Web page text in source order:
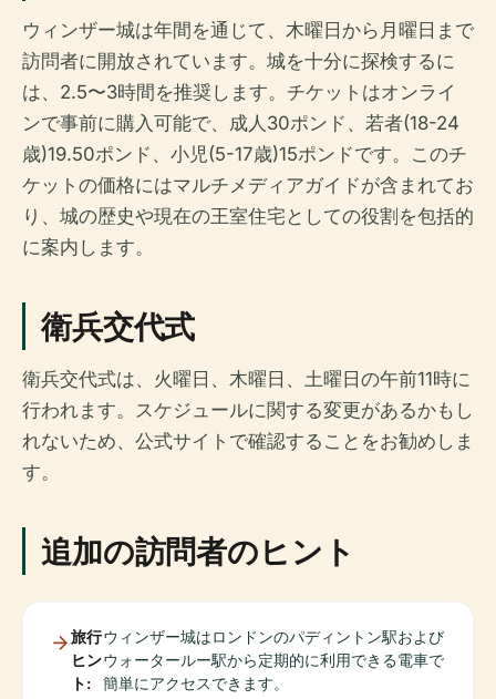
ウィンザー城は年間を通じて、木曜日から月曜日まで
訪問者に開放されています。城を十分に探検するに
は、2.5〜3時間を推奨します。チケットはオンライ
ンで事前に購入可能で、成人30ポンド、若者(18-24
歳)19.50ポンド、小児(5-17歳)15ポンドです。このチ
ケットの価格にはマルチメディアガイドが含まれてお
り、城の歴史や現在の王室住宅としての役割を包括的
に案内します。
衛兵交代式
衛兵交代式は、火曜日、木曜日、土曜日の午前11時に
行われます。スケジュールに関する変更があるかもし
れないため、公式サイトで確認することをお勧めしま
す。
追加の訪問者のヒント
旅行
ヒン
ト:
ウィンザー城はロンドンのパディントン駅および
ウォータールー駅から定期的に利用できる電車で
簡単にアクセスできます。